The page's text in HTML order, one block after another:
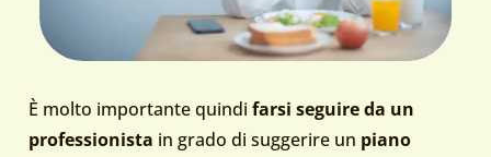
È molto importante quindi farsi seguire da un
professionista in grado di suggerire un piano